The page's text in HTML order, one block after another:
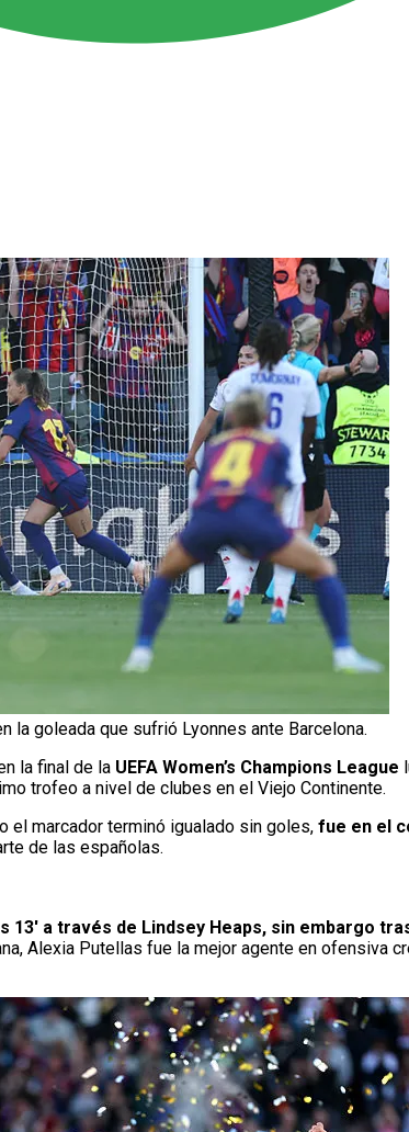
la goleada que sufrió Lyonnes ante Barcelona.
la final de la UEFA Women’s Champions League
trofeo a nivel de clubes en el Viejo Continente.
el marcador terminó igualado sin goles, fue en el
de las españolas.
13′ a través de Lindsey Heaps, sin embargo
Alexia Putellas fue la mejor agente en ofensiva